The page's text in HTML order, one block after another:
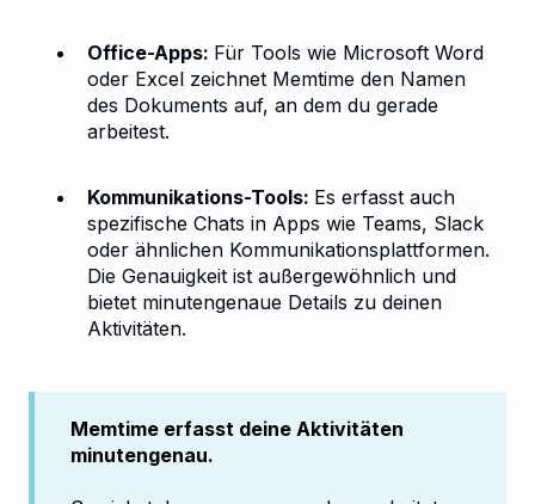
Office-Apps: Für Tools wie Microsoft Word
oder Excel zeichnet Memtime den Namen
des Dokuments auf, an dem du gerade
arbeitest.
Kommunikations-Tools: Es erfasst auch
spezifische Chats in Apps wie Teams, Slack
oder ähnlichen Kommunikationsplattformen.
Die Genauigkeit ist außergewöhnlich und
bietet minutengenaue Details zu deinen
Aktivitäten.
Memtime erfasst deine Aktivitäten
minutengenau.